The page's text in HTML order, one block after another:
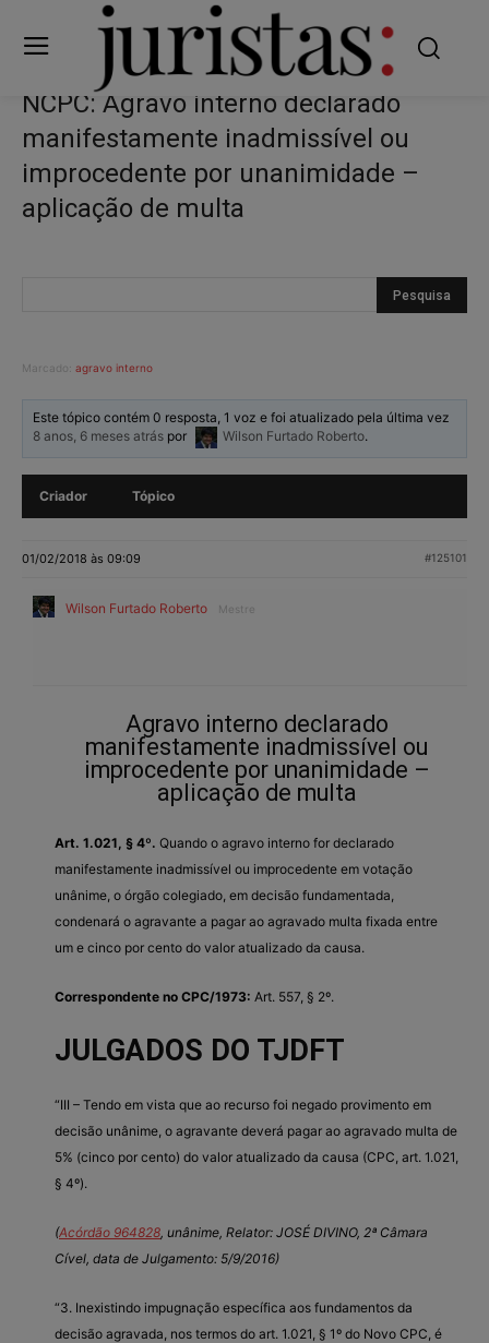
NCPC: Agravo interno declarado
manifestamente inadmissível ou
improcedente por unanimidade –
aplicação de multa
Marcado: agravo interno
Este tópico contém 0 resposta, 1 voz e foi atualizado pela última vez
8 anos, 6 meses atrás por Wilson Furtado Roberto.
Criador Tópico
01/02/2018 às 09:09 #125101
Wilson Furtado Roberto Mestre
Agravo interno declarado
manifestamente inadmissível ou
improcedente por unanimidade –
aplicação de multa
Art. 1.021, § 4º. Quando o agravo interno for declarado
manifestamente inadmissível ou improcedente em votação
unânime, o órgão colegiado, em decisão fundamentada,
condenará o agravante a pagar ao agravado multa fixada entre
um e cinco por cento do valor atualizado da causa.
Correspondente no CPC/1973: Art. 557, § 2º.
JULGADOS DO TJDFT
“III – Tendo em vista que ao recurso foi negado provimento em
decisão unânime, o agravante deverá pagar ao agravado multa de
5% (cinco por cento) do valor atualizado da causa (CPC, art. 1.021,
§ 4º).
(Acórdão 964828 , unânime, Relator: JOSÉ DIVINO, 2ª Câmara
Cível, data de Julgamento: 5/9/2016)
“3. Inexistindo impugnação específica aos fundamentos da
decisão agravada, nos termos do art. 1.021, § 1º do Novo CPC, é